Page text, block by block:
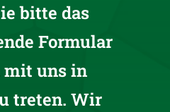
bitte das
Formular
mit uns in
treten. Wir